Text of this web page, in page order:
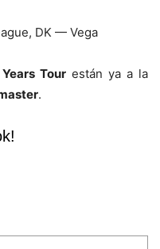
DK — Vega
Tourestán ya a la
.